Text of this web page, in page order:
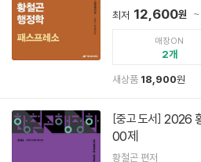
최저 12,600원
매장ON
2
새상품 18,900원
[중고 도서] 2026 황철곤 행정학 기출 오마주 5
00제
황철곤 편저